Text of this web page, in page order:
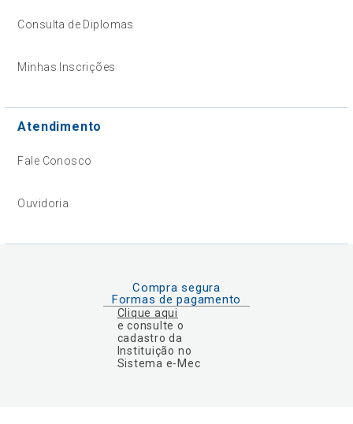
Consulta de Diplomas
Minhas Inscrições
Atendimento
Fale Conosco
Ouvidoria
Compra segura
Formas de pagamento
Clique aqui
e consulte o
cadastro da
Instituição no
Sistema e-Mec